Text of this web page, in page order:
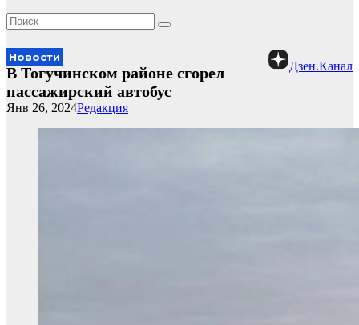
Новости
Дзен.Канал
В Тогучинском районе сгорел
пассажирский автобус
Редакция
Янв 26, 2024